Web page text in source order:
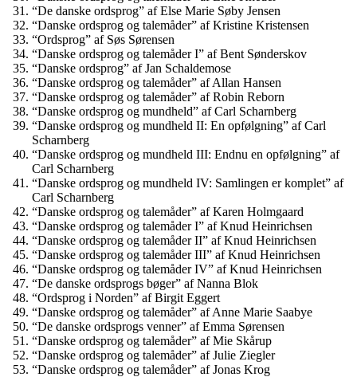
“De danske ordsprog” af Else Marie Søby Jensen
“Danske ordsprog og talemåder” af Kristine Kristensen
“Ordsprog” af Søs Sørensen
“Danske ordsprog og talemåder I” af Bent Sønderskov
“Danske ordsprog” af Jan Schaldemose
“Danske ordsprog og talemåder” af Allan Hansen
“Danske ordsprog og talemåder” af Robin Reborn
“Danske ordsprog og mundheld” af Carl Scharnberg
“Danske ordsprog og mundheld II: En opfølgning” af Carl
Scharnberg
“Danske ordsprog og mundheld III: Endnu en opfølgning” af
Carl Scharnberg
“Danske ordsprog og mundheld IV: Samlingen er komplet” af
Carl Scharnberg
“Danske ordsprog og talemåder” af Karen Holmgaard
“Danske ordsprog og talemåder I” af Knud Heinrichsen
“Danske ordsprog og talemåder II” af Knud Heinrichsen
“Danske ordsprog og talemåder III” af Knud Heinrichsen
“Danske ordsprog og talemåder IV” af Knud Heinrichsen
“De danske ordsprogs bøger” af Nanna Blok
“Ordsprog i Norden” af Birgit Eggert
“Danske ordsprog og talemåder” af Anne Marie Saabye
“De danske ordsprogs venner” af Emma Sørensen
“Danske ordsprog og talemåder” af Mie Skårup
“Danske ordsprog og talemåder” af Julie Ziegler
“Danske ordsprog og talemåder” af Jonas Krog